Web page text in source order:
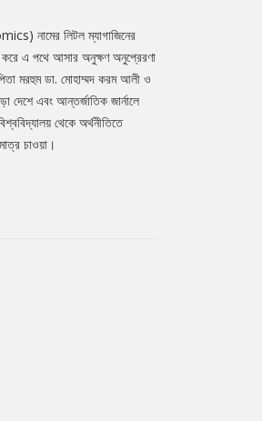
নামের লিটল ম্যাগাজিনের
করে এ পথে আসার অনুক্ষণ অনুপ্রেরণা
মরহুম ডা. মােহাম্মদ করম আলী ও
দেশে এবং আন্তর্জাতিক জার্নালে
থেকে অর্থনীতিতে
চাওয়া।